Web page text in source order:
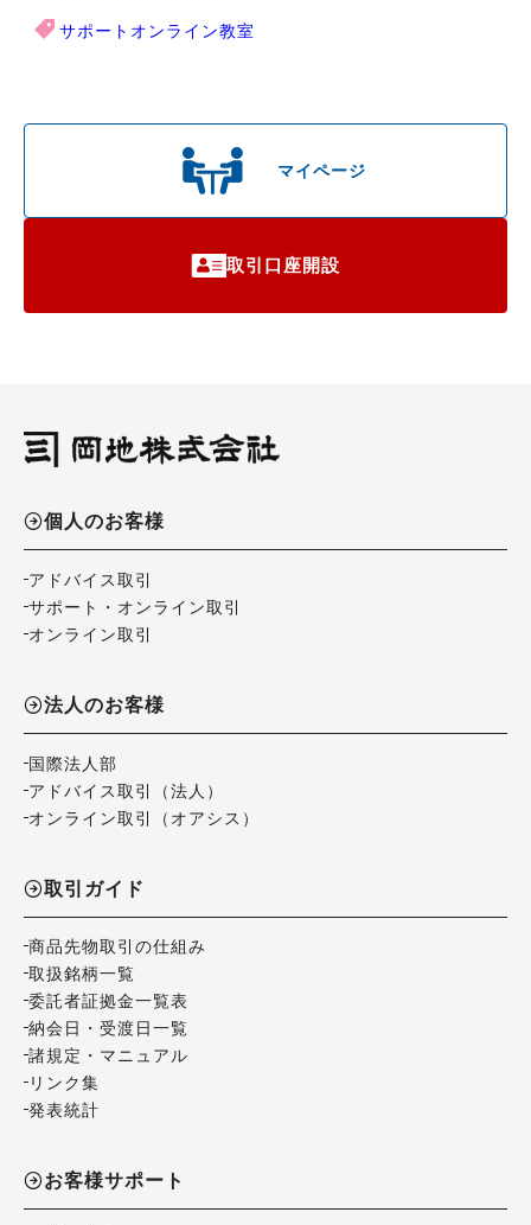
マイページ
取引口座開設
サポートオンライン教室
個人のお客様
アドバイス取引
サポート・オンライン取引
オンライン取引
法人のお客様
国際法人部
アドバイス取引（法人）
オンライン取引（オアシス）
取引ガイド
商品先物取引の仕組み
取扱銘柄一覧
委託者証拠金一覧表
納会日・受渡日一覧
諸規定・マニュアル
リンク集
発表統計
お客様サポート